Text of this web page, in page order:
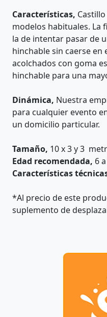
Características,
modelos habituales. La
la de intentar pasar de
hinchable sin caerse en
acolchados con goma
hinchable para una
Dinámica, Nuestra
para cualquier evento
un domicilio particular.
Tamaño, 10 x 3 y 3
Edad recomendada, 6
Características
*Al precio de este
suplemento de